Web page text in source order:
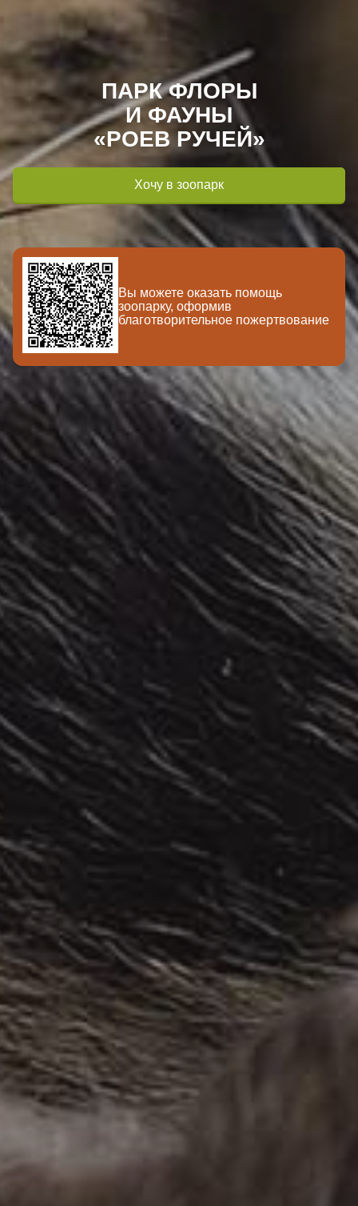
ПАРК ФЛОРЫ
И ФАУНЫ
«РОЕВ РУЧЕЙ»
Хочу в зоопарк
Вы можете оказать помощь
зоопарку, оформив
благотворительное пожертвование